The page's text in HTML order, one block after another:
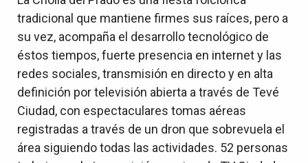
tradicional que mantiene firmes sus raíces, pero a
su vez, acompaña el desarrollo tecnológico de
éstos tiempos, fuerte presencia en internet y las
redes sociales, transmisión en directo y en alta
definición por televisión abierta a través de Tevé
Ciudad, con espectaculares tomas aéreas
registradas a través de un dron que sobrevuela el
área siguiendo todas las actividades. 52 personas